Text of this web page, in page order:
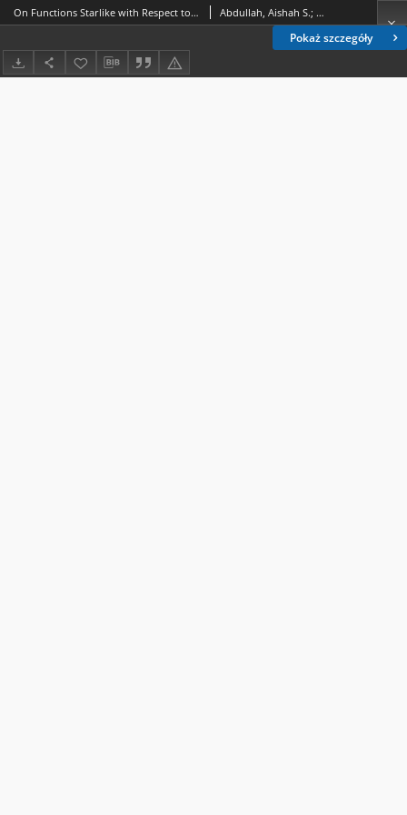
Pokaż szczegóły
On Functions Starlike with Respect to a Boundary Point Abdullah, Aishah S.; Ali, Rosihan M.; Singh, Vikramaditya